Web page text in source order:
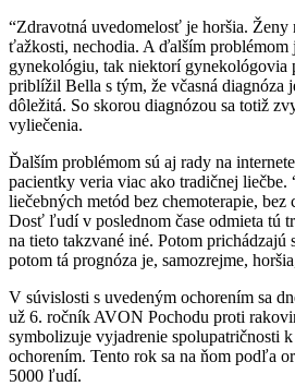
“Zdravotná uvedomelosť je horšia. Ženy
ťažkosti, nechodia. A ďalším problémom
gynekológiu, tak niektorí gynekológovia
priblížil Bella s tým, že včasná diagnóza
dôležitá. So skorou diagnózou sa totiž
vyliečenia.
Ďalším problémom sú aj rady na
pacientky veria viac ako tradičnej liečbe.
liečebných metód bez chemoterapie, bez
Dosť ľudí v poslednom čase odmieta tú
na tieto takzvané iné. Potom prichádzajú
potom tá prognóza je, samozrejme,
V súvislosti s uvedeným ochorením sa
už 6. ročník AVON Pochodu proti
symbolizuje vyjadrenie spolupatričnosti
ochorením. Tento rok sa na ňom podľa
5000 ľudí.